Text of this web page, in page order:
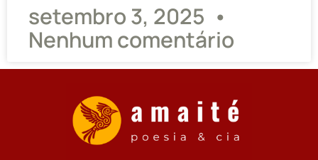
setembro 3, 2025
Nenhum comentário